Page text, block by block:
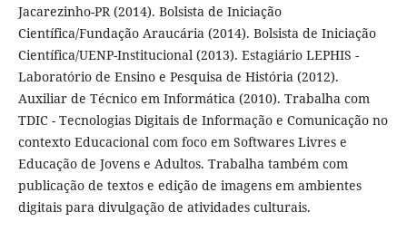
Jacarezinho-PR (2014). Bolsista de Iniciação
Científica/Fundação Araucária (2014). Bolsista de Iniciação
Científica/UENP-Institucional (2013). Estagiário LEPHIS -
Laboratório de Ensino e Pesquisa de História (2012).
Auxiliar de Técnico em Informática (2010). Trabalha com
TDIC - Tecnologias Digitais de Informação e Comunicação no
contexto Educacional com foco em Softwares Livres e
Educação de Jovens e Adultos. Trabalha também com
publicação de textos e edição de imagens em ambientes
digitais para divulgação de atividades culturais.